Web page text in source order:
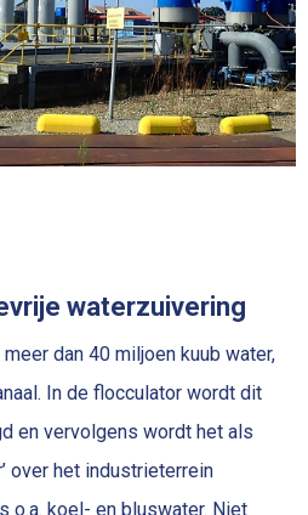
waterzuivering
dan 40 miljoen kuub water,
In de flocculator wordt dit
en vervolgens wordt het als
over het industrieterrein
o.a. koel- en bluswater. Niet